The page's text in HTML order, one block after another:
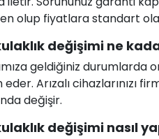
olup fiyatlara standart
değişimi ne
geldiğiniz durumlarda
eder. Arızalı
değişir.
değişimi nasıl